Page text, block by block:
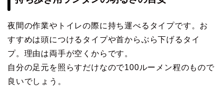
夜間の作業やトイレの際に持ち運べるタイプです。お
すすめは頭につけるタイプや首からぶら下げるタイ
プ。理由は両手が空くからです。
自分の足元を照らすだけなので100ルーメン程のもので
良いでしょう。